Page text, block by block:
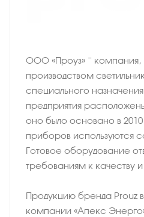
ООО «Проуз» − компания,
производством
специального
предприятия
оно было основано в 2010
приборов используются
Готовое оборудование
требованиям к качеству и
Продукцию бренда Prouz
компании «Апекс